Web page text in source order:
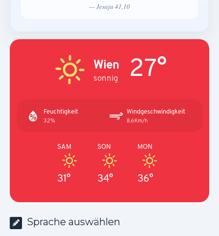
— Jesaja 41,10
Wien
sonnig 27°
Feuchtigkeit
32%
Windgeschwindigkeit
8.6Km/h
SAM
31°
SON
34°
MON
36°
Sprache auswählen